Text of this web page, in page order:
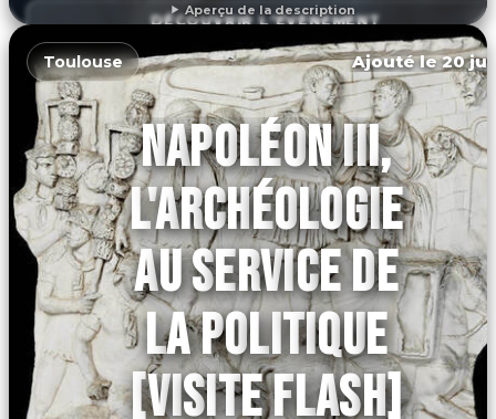
Aperçu de la description
DÉCOUVRIR L'ÉVÉNEMENT
Toulouse Ajouté le 20
NAPOLÉON III,
L'ARCHÉOLOGIE
AU SERVICE DE
LA POLITIQUE
[VISITE FLASH]